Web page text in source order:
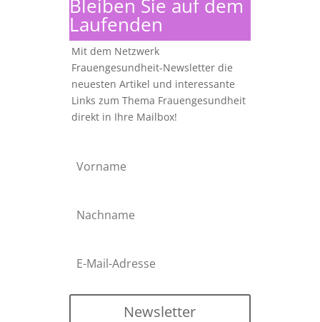
Bleiben Sie auf dem
Laufenden
Mit dem Netzwerk
Frauengesundheit-Newsletter die
neuesten Artikel und interessante
Links zum Thema Frauengesundheit
direkt in Ihre Mailbox!
Newsletter